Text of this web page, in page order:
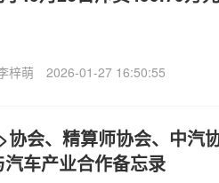
梓萌 2026-01-27 16:50:55
协会、精算师协会、中汽
车产业合作备忘录